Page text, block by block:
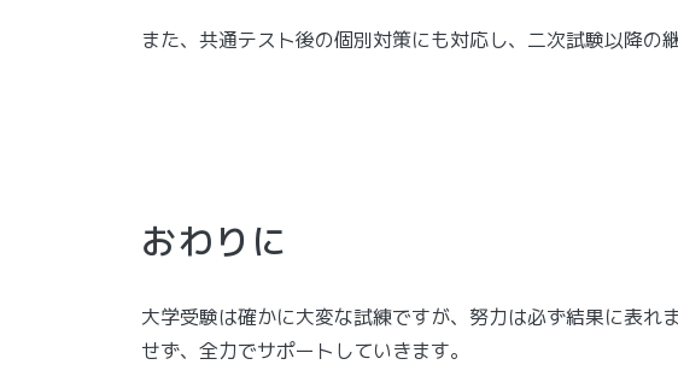
また、共通テスト後の個別対策にも対応し、二次試験以降の
おわりに
大学受験は確かに大変な試練ですが、努力は必ず結果に表
せず、全力でサポートしていきます。